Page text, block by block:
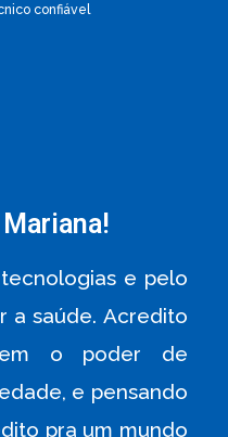
confiável
e pelo
a saúde. Acredito
o poder de
e pensando
pra um mundo